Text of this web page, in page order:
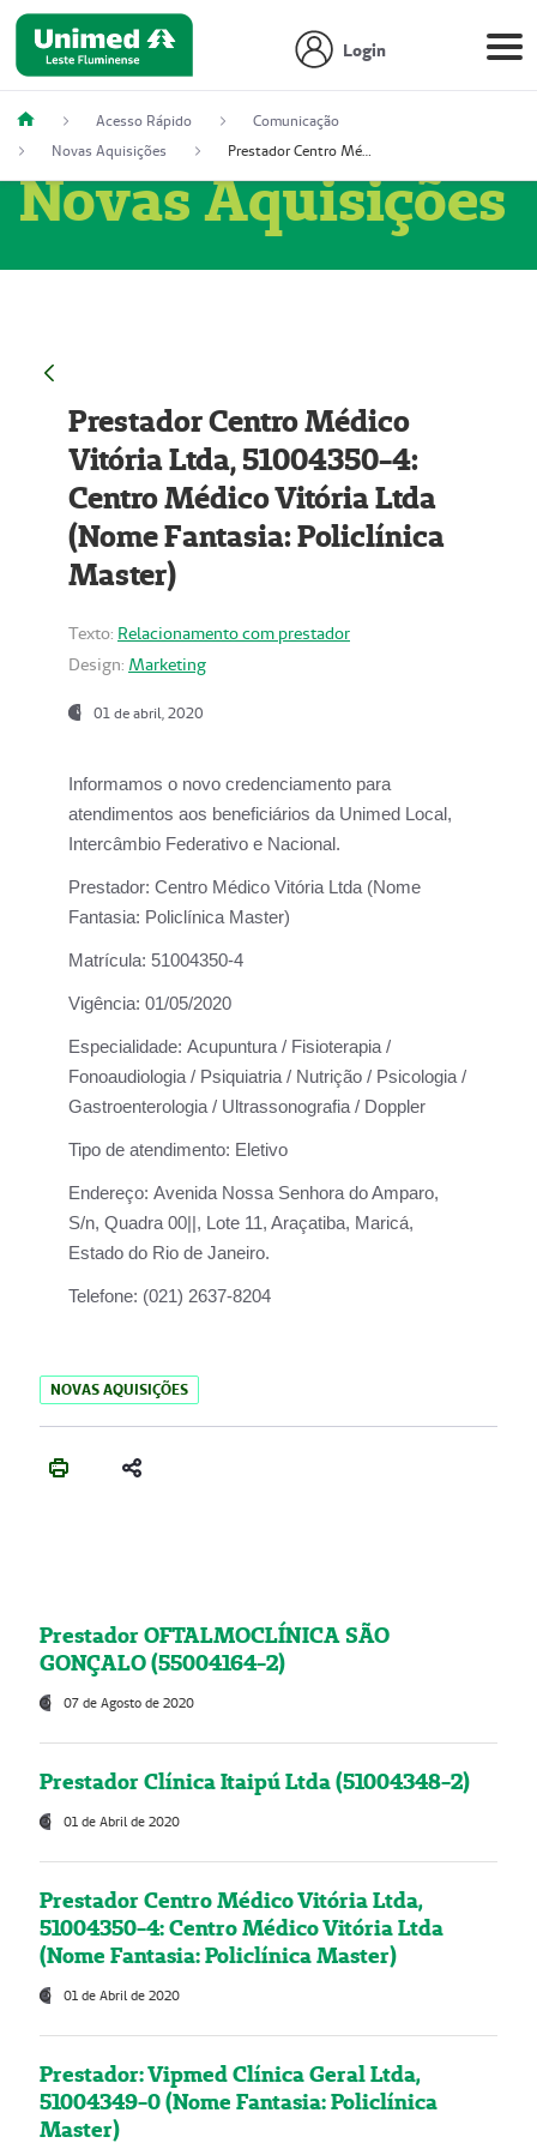
Login
Acesso Rápido
Comunicação
Novas Aquisições
Prestador Centro Médico Vitória Ltda, 51004350-4: Centro Médico Vitória Ltda (Nome Fantasia: Policlínica Master)
Novas Aquisições
Prestador Centro Médico
Vitória Ltda, 51004350-4:
Centro Médico Vitória Ltda
(Nome Fantasia: Policlínica
Master)
Texto: Relacionamento com prestador
Design: Marketing
01 de abril, 2020
Informamos o novo credenciamento para
atendimentos aos beneficiários da Unimed Local,
Intercâmbio Federativo e Nacional.
Prestador: Centro Médico Vitória Ltda (Nome
Fantasia: Policlínica Master)
Matrícula: 51004350-4
Vigência: 01/05/2020
Especialidade: Acupuntura / Fisioterapia /
Fonoaudiologia / Psiquiatria / Nutrição / Psicologia /
Gastroenterologia / Ultrassonografia / Doppler
Tipo de atendimento: Eletivo
Endereço: Avenida Nossa Senhora do Amparo,
S/n, Quadra 00||, Lote 11, Araçatiba, Maricá,
Estado do Rio de Janeiro.
Telefone: (021) 2637-8204
NOVAS AQUISIÇÕES
Prestador OFTALMOCLÍNICA SÃO
GONÇALO (55004164-2)
07 de Agosto de 2020
Prestador Clínica Itaipú Ltda (51004348-2)
01 de Abril de 2020
Prestador Centro Médico Vitória Ltda,
51004350-4: Centro Médico Vitória Ltda
(Nome Fantasia: Policlínica Master)
01 de Abril de 2020
Prestador: Vipmed Clínica Geral Ltda,
51004349-0 (Nome Fantasia: Policlínica
Master)